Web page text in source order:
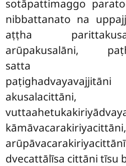
sotāpattimaggo
nibbattanato na
aṭṭha
arūpakusalāni,
satta
dvecattālīsa cittāni tīsu